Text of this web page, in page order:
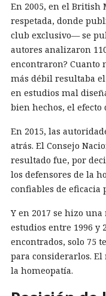
En 2005, en el
respetada, donde
club exclusivo— se
autores analizaron
encontraron? Cuanto
más débil resultaba el
en estudios mal
bien hechos, el efecto
En 2015, las
atrás. El Consejo
resultado fue, por
los defensores de la
confiables de eficacia
Y en 2017 se hizo
estudios entre 1996 y
encontrados, solo 75
para considerarlos.
la homeopatía.